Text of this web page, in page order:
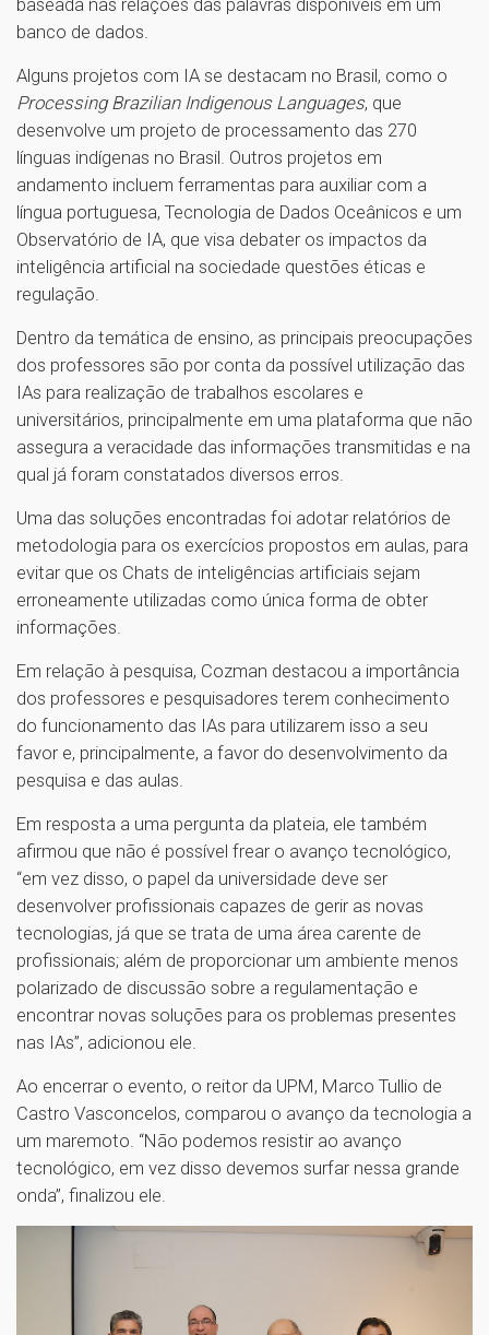
banco de dados.
Alguns projetos com IA se destacam no Brasil, como o
Processing Brazilian Indigenous Languages, que
desenvolve um projeto de processamento das 270
línguas indígenas no Brasil. Outros projetos em
andamento incluem ferramentas para auxiliar com a
língua portuguesa, Tecnologia de Dados Oceânicos e um
Observatório de IA, que visa debater os impactos da
inteligência artificial na sociedade questões éticas e
regulação.
Dentro da temática de ensino, as principais preocupações
dos professores são por conta da possível utilização das
IAs para realização de trabalhos escolares e
universitários, principalmente em uma plataforma que não
assegura a veracidade das informações transmitidas e na
qual já foram constatados diversos erros.
Uma das soluções encontradas foi adotar relatórios de
metodologia para os exercícios propostos em aulas, para
evitar que os Chats de inteligências artificiais sejam
erroneamente utilizadas como única forma de obter
informações.
Em relação à pesquisa, Cozman destacou a importância
dos professores e pesquisadores terem conhecimento
do funcionamento das IAs para utilizarem isso a seu
favor e, principalmente, a favor do desenvolvimento da
pesquisa e das aulas.
Em resposta a uma pergunta da plateia, ele também
afirmou que não é possível frear o avanço tecnológico,
“em vez disso, o papel da universidade deve ser
desenvolver profissionais capazes de gerir as novas
tecnologias, já que se trata de uma área carente de
profissionais; além de proporcionar um ambiente menos
polarizado de discussão sobre a regulamentação e
encontrar novas soluções para os problemas presentes
nas IAs”, adicionou ele.
Ao encerrar o evento, o reitor da UPM, Marco Tullio de
Castro Vasconcelos, comparou o avanço da tecnologia a
um maremoto. “Não podemos resistir ao avanço
tecnológico, em vez disso devemos surfar nessa grande
onda”, finalizou ele.